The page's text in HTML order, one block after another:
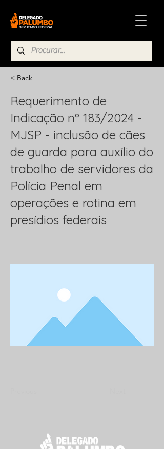
< Back
Requerimento de
Indicação nº 183/2024 -
MJSP - inclusão de cães
de guarda para auxílio do
trabalho de servidores da
Polícia Penal em
operações e rotina em
presídios federais